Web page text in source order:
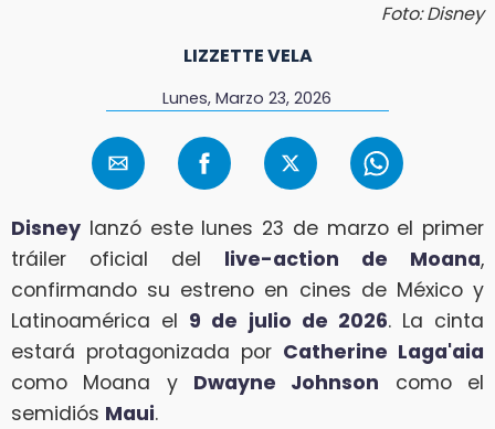
Foto: Disney
LIZZETTE VELA
Lunes, Marzo 23, 2026
Disney lanzó este lunes 23 de marzo el primer
tráiler oficial del live-action de Moana,
confirmando su estreno en cines de México y
Latinoamérica el 9 de julio de 2026. La cinta
estará protagonizada por Catherine Laga'aia
como Moana y Dwayne Johnson como el
semidiós Maui.